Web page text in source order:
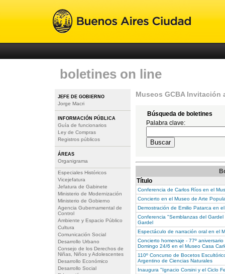
boletines on line
JEFE DE GOBIERNO
Jorge Macri
INFORMACIÓN PÚBLICA
Guía de funcionarios
Ley de Compras
Registros públicos
ÁREAS
Organigrama
Especiales Históricos
Vicejefatura
Jefatura de Gabinete
Ministerio de Modernización
Ministerio de Gobierno
Agencia Gubernamental de
Control
Ambiente y Espacio Público
Cultura
Comunicación Social
Desarrollo Urbano
Consejo de los Derechos de
Niñas, Niños y Adolescentes
Desarrollo Económico
Desarrollo Social
Museos GCBA Invitación
Búsqueda de boletines
Palabra clave:
Título
Conferencia de Carlos Ríos en el
Concierto en el Museo de Arte
Demostración de Emilio Patarca en
Conferencia "Semblanzas del
Gardel
Espectáculo de narración oral en el
Concierto homenaje - 77º
Domingo 24/6 en el Museo Casa
110º Concurso de Bocetos
Argentino de Ciencias Naturales
Inaugura "Ignacio Corsini y el Ciclo